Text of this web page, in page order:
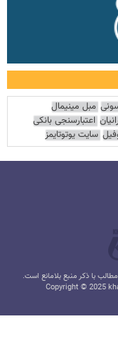
مبل مینیمال
اعتبارسنجی بانکی
سایت یوتوتایمز
با ذکر منبع بلامانع است.
Copyright © 2025